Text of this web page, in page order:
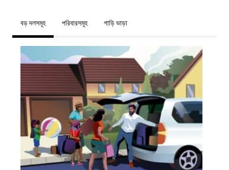
বড় দলসমূহ পরিবারসমূহ গাড়ি ভাড়া